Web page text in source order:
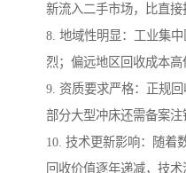
新流入二手市场，比直接
8. 地域性明显：工业集
烈；偏远地区回收成本高
9. 资质要求严格：正规回
部分大型冲床还需备案注
10. 技术更新影响：随着
回收价值逐年递减，技术